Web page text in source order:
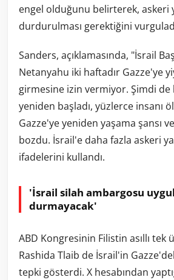
engel olduğunu belirterek, askeri
durdurulması gerektiğini
Sanders, açıklamasında, "İsrail
Netanyahu iki haftadır Gazze'ye
girmesine izin vermiyor. Şimdi de
yeniden başladı, yüzlerce insanı
Gazze'ye yeniden yaşama şansı
bozdu. İsrail'e daha fazla askeri
ifadelerini kullandı.
'İsrail silah ambargosu
durmayacak'
ABD Kongresinin Filistin asıllı tek
Rashida Tlaib de İsrail'in
tepki gösterdi. X hesabından